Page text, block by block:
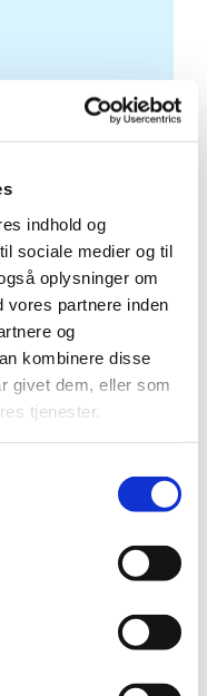
indhold og
sociale medier og til
oplysninger om
vores partnere inden
og
kombinere disse
givet dem, eller som
tjenester.